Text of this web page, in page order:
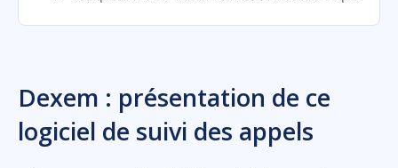
Dexem : présentation de ce
logiciel de suivi des appels